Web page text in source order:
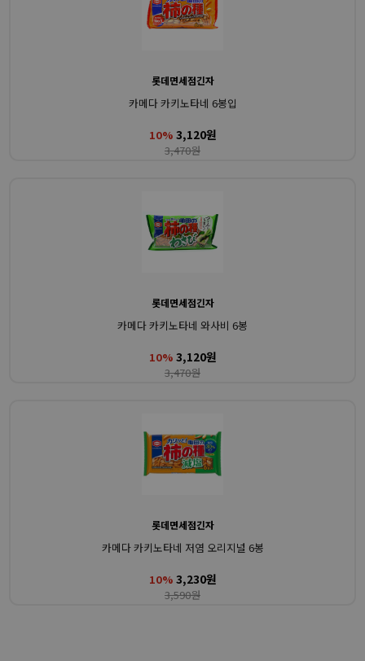
롯데면세점긴자
카메다 카키노타네 6봉입
10% 3,120원
3,470원
롯데면세점긴자
카메다 카키노타네 와사비 6봉
10% 3,120원
3,470원
롯데면세점긴자
카메다 카키노타네 저염 오리지널 6봉
10% 3,230원
3,590원